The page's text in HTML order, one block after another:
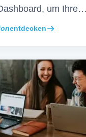
um Ihre
zu begleiten.
entdecken